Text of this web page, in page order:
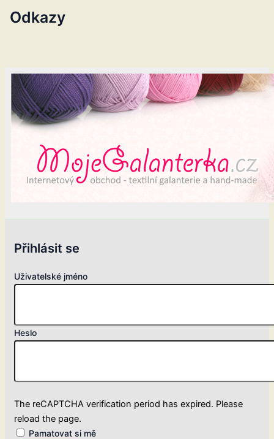
Odkazy
Přihlásit se
Uživatelské jméno
Heslo
The reCAPTCHA verification period has expired. Please
reload the page.
Pamatovat si mě